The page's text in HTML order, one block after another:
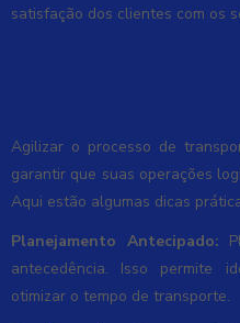
satisfação dos clientes com os
Agilizar o processo de
garantir que suas operações
Aqui estão algumas dicas
Planejamento Antecipado:
antecedência. Isso permite
otimizar o tempo de transporte.